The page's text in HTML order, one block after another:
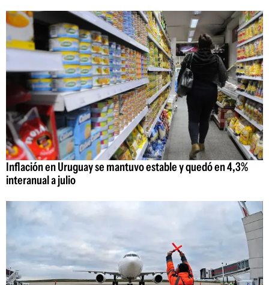
Inflación en Uruguay se mantuvo estable y quedó en 4,3%
interanual a julio